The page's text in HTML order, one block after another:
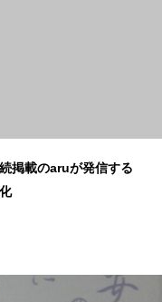
掲載のaruが発信する